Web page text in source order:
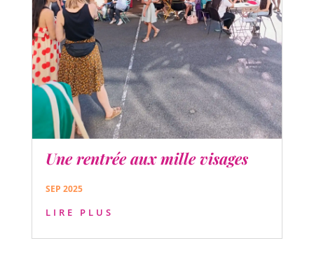
Une rentrée aux mille visages
SEP 2025
LIRE PLUS